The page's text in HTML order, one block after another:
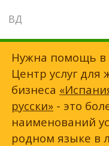
ВД
Нужна помощь в
Центр услуг для
бизнеса
русски» - это
наименований
родном языке в